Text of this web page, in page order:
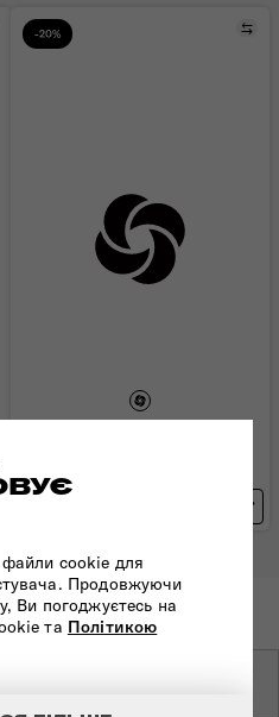
cookie для
Продовжуючи
Ви погоджуєтесь на
та Політикою
-20%
32х19х9 см | 0,3 кг
6 632 грн